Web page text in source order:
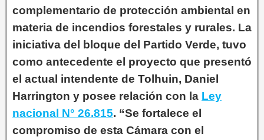
complementario de protección ambiental en
materia de incendios forestales y rurales. La
iniciativa del bloque del Partido Verde, tuvo
como antecedente el proyecto que presentó
el actual intendente de Tolhuin, Daniel
Harrington y posee relación con la Ley
nacional N° 26.815. “Se fortalece el
compromiso de esta Cámara con el